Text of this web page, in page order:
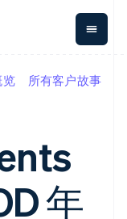
资金管
Global
Payouts
向第三
方打款
平台
览 所有客户故事
年